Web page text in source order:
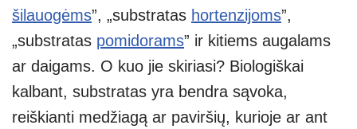
šilauogėms”, „substratas hortenzijoms”,
„substratas pomidorams” ir kitiems augalams
ar daigams. O kuo jie skiriasi? Biologiškai
kalbant, substratas yra bendra sąvoka,
reiškianti medžiagą ar paviršių, kurioje ar ant